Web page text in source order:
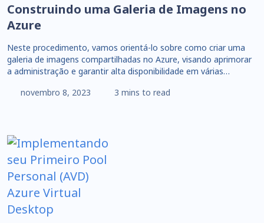
Construindo uma Galeria de Imagens no
Azure
Neste procedimento, vamos orientá-lo sobre como criar uma
galeria de imagens compartilhadas no Azure, visando aprimorar
a administração e garantir alta disponibilidade em várias…
novembro 8, 2023
3 mins to read